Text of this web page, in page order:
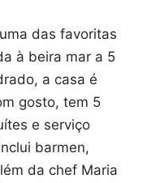
das favoritas
à beira mar a 5
a casa é
gosto, tem 5
e serviço
barmen,
da chef Maria